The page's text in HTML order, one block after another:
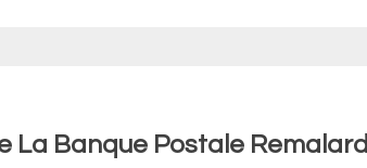
La Banque Postale Remalard